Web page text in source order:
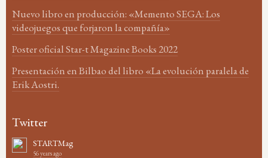
Nuevo libro en producción: «Memento SEGA: Los
videojuegos que forjaron la compañía»
Poster oficial Star-t Magazine Books 2022
Presentación en Bilbao del libro «La evolución paralela de
Erik Aostri.
Twitter
STARTMag
56 years ago